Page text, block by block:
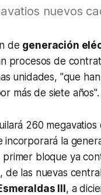
nuevos
de generación
procesos de
unidades, "que
más de siete años".
260 megavatios
incorporará la
primer bloque ya
de las nuevas
III, a